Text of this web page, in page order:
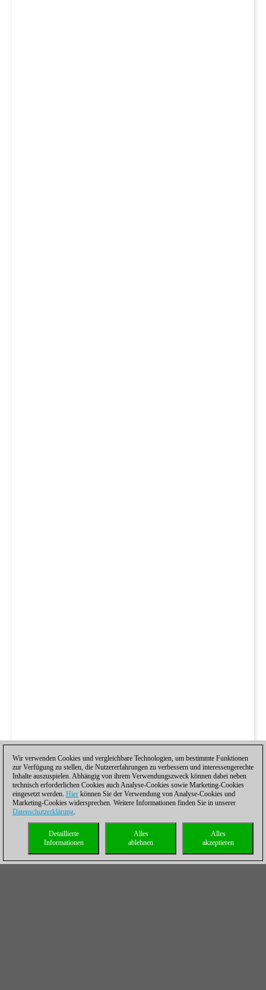
Wir verwenden Cookies und vergleichbare Technologien, um bestimmte Funktionen
zur Verfügung zu stellen, die Nutzererfahrungen zu verbessern und interessengerechte
Inhalte auszuspielen. Abhängig von ihrem Verwendungszweck können dabei neben
technisch erforderlichen Cookies auch Analyse-Cookies sowie Marketing-Cookies
eingesetzt werden. Hier können Sie der Verwendung von Analyse-Cookies und
Marketing-Cookies widersprechen. Weitere Informationen finden Sie in unserer
Datenschutzerklärung.
Alles
akzeptieren
Alles
ablehnen
Detaillierte
Informationen